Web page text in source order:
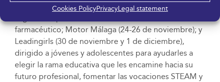
Cookies PolicyPrivacyLegal statement
Exposervicios (19 de octubre), una convocatoria
farmacéutico; Motor Málaga (24-26 de noviembre); y
Leadingirls (30 de noviembre y 1 de diciembre),
dirigido a jóvenes y adolescentes para ayudarles a
elegir la rama educativa que les encamine hacia su
futuro profesional, fomentar las vocaciones STEAM y